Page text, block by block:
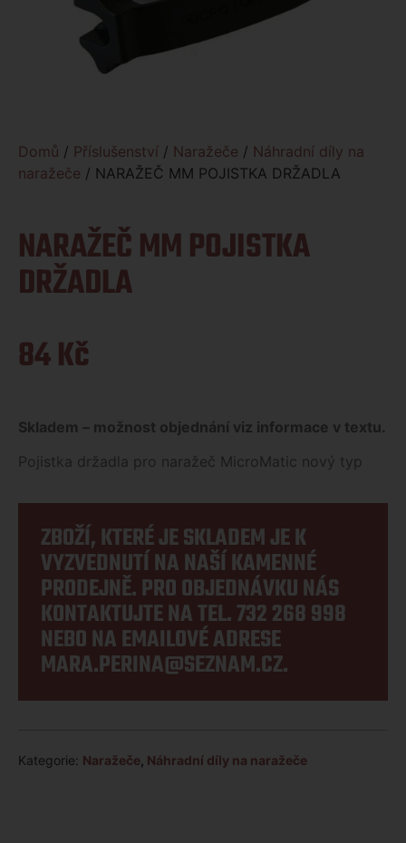
Domů / Příslušenství / Naražeče / Náhradní díly na
naražeče / NARAŽEČ MM POJISTKA DRŽADLA
NARAŽEČ MM POJISTKA
DRŽADLA
84Kč
Skladem – možnost objednání viz informace v textu.
Pojistka držadla pro naražeč MicroMatic nový typ
ZBOŽÍ, KTERÉ JE SKLADEM JE K
VYZVEDNUTÍ NA NAŠÍ KAMENNÉ
PRODEJNĚ. PRO OBJEDNÁVKU NÁS
KONTAKTUJTE NA TEL.732 268 998
NEBO NA EMAILOVÉ ADRESE
MARA.PERINA@SEZNAM.CZ.
Kategorie: Naražeče, Náhradní díly na naražeče